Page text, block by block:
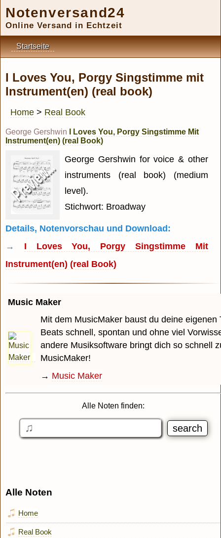
Notenversand24
Online Versand in Echtzeit
Startseite
I Loves You, Porgy Singstimme mit
Instrument(en) (real book)
Home > Real Book
George Gershwin
I Loves You, Porgy Singstimme Mit
Instrument(en) (real Book)
George Gershwin for voice & other
instruments (real book) (medium
level).
Stichwort: Broadway
Details, Notenvorschau und Download:
→ I Loves You, Porgy Singstimme Mit
Instrument(en) (real Book)
Music Maker
Mit dem MusicMaker baust du deine eigenen
Beats schnell, spontan und ohne viel
andere Musiksoftware bringt dich so schnell
MusicMaker!
→ Music Maker
Alle Noten finden:
Alle Noten
Home
Real Book